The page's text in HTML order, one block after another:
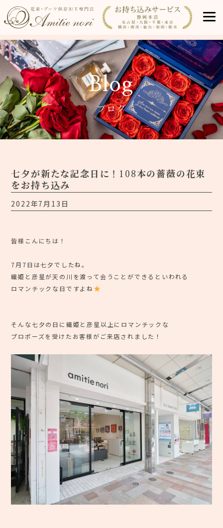
Blog
ブログ
七夕が新たな記念日に！108本の薔薇の花束
をお持ち込み
2022年7月13日
皆様こんにちは！
7月7日は七夕でしたね。
織姫と彦星が天の川を渡って会うことができるといわれる
ロマンチックな日ですよね
そんな七夕の日に織姫と彦星以上にロマンチックな
プロポーズを受けたお客様がご来店されました！